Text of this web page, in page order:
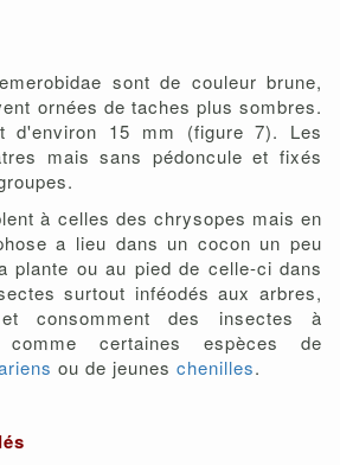
sont de couleur brune,
ornées de taches plus sombres.
d'environ 15 mm (figure 7). Les
mais sans pédoncule et fixés
à celles des chrysopes mais en
a lieu dans un cocon un peu
plante ou au pied de celle-ci dans
surtout inféodés aux arbres,
consomment des insectes à
comme certaines espèces de
ou de jeunes chenilles.